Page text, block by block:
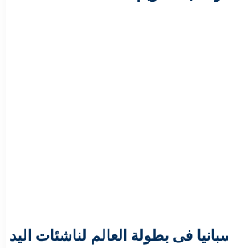
فى بطولة العالم لناشئات اليد